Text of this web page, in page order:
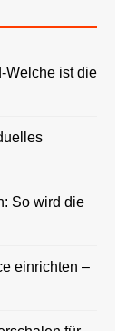
Welche ist die
So wird die
einrichten –